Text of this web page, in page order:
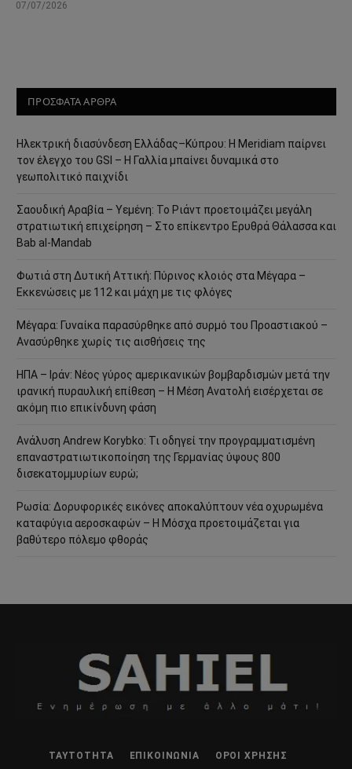
07/07/2026
ΠΡΟΣΦΑΤΑ ΑΡΘΡΑ
Ηλεκτρική διασύνδεση Ελλάδας–Κύπρου: Η Meridiam παίρνει
τον έλεγχο του GSI – Η Γαλλία μπαίνει δυναμικά στο
γεωπολιτικό παιχνίδι
Σαουδική Αραβία – Υεμένη: Το Ριάντ προετοιμάζει μεγάλη
στρατιωτική επιχείρηση – Στο επίκεντρο Ερυθρά Θάλασσα και
Bab al-Mandab
Φωτιά στη Δυτική Αττική: Πύρινος κλοιός στα Μέγαρα –
Εκκενώσεις με 112 και μάχη με τις φλόγες
Μέγαρα: Γυναίκα παρασύρθηκε από συρμό του Προαστιακού –
Ανασύρθηκε χωρίς τις αισθήσεις της
ΗΠΑ – Ιράν: Νέος γύρος αμερικανικών βομβαρδισμών μετά την
ιρανική πυραυλική επίθεση – Η Μέση Ανατολή εισέρχεται σε
ακόμη πιο επικίνδυνη φάση
Ανάλυση Andrew Korybko: Τι οδηγεί την προγραμματισμένη
επαναστρατιωτικοποίηση της Γερμανίας ύψους 800
δισεκατομμυρίων ευρώ;
Ρωσία: Δορυφορικές εικόνες αποκαλύπτουν νέα οχυρωμένα
καταφύγια αεροσκαφών – Η Μόσχα προετοιμάζεται για
βαθύτερο πόλεμο φθοράς
ΤΑΥΤΌΤΗΤΑ ΕΠΙΚΟΙΝΩΝΊΑ ΌΡΟΙ ΧΡΉΣΗΣ